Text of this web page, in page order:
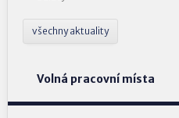
všechny aktuality
Volná pracovní místa